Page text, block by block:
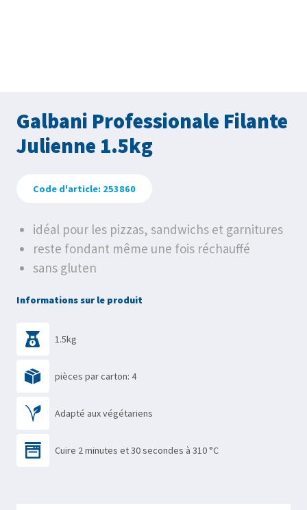
Galbani Professionale Filante
Julienne 1.5kg
Code d'article: 253860
idéal pour les pizzas, sandwichs et garnitures
reste fondant même une fois réchauffé
sans gluten
Informations sur le produit
1.5kg
pièces par carton: 4
Adapté aux végétariens
Cuire 2 minutes et 30 secondes à 310 °C